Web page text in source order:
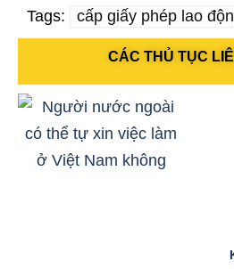
Tags: cấp giấy phép lao
CÁC THỦ TỤC